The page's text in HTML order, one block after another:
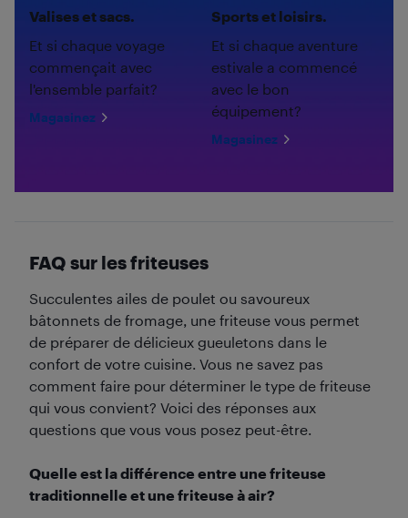
Valises et sacs.
Et si chaque voyage
commençait avec
l'ensemble parfait?
Magasinez
Sports et loisirs.
Et si chaque aventure
estivale a commencé
avec le bon
équipement?
Magasinez
FAQ sur les friteuses
Succulentes ailes de poulet ou savoureux
bâtonnets de fromage, une friteuse vous permet
de préparer de délicieux gueuletons dans le
confort de votre cuisine. Vous ne savez pas
comment faire pour déterminer le type de friteuse
qui vous convient? Voici des réponses aux
questions que vous vous posez peut-être.
Quelle est la différence entre une friteuse
traditionnelle et une friteuse à air?